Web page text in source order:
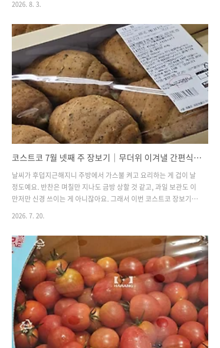
을 책임져줄 이번 주 장바구니 목록을 기록해 볼게요.1. 손질임연수
어 (1KG)가격: 14,490원할인: 3,000원 (할인가 11,490원)우리 집
단골 반찬 임연수어예요. 손질이 싹 되어 있어서 팩에서 꺼내서 에
어프라이어에 굽기만 하면 근사한 메인 반찬이 됩니다. 냄새도 덜
나고 살이 담백해서 간장 살짝 찍어주면 아이들이 밥 한 그릇을 뚝
딱 비워내요. 3천 원 세일하길래 반가운 ..
2026. 8. 3.
코스트코 7월 넷째 주 장보기｜무더위 이겨낼 간편식과 알뜰한 생필품 준비
날씨가 후덥지근해지니 주방에서 가스불 켜고 요리하는 게 겁이 날
정도예요. 반찬은 며칠만 지나도 금방 상할 것 같고, 과일 보관도 이
만저만 신경 쓰이는 게 아니잖아요. 그래서 이번 코스트코 장보기는
위주로 카트를 채워봤어요.더운 날 반찬 걱정 덜어주는 꽃게장 입맛
떨어지기 쉬운 계절엔 매콤달콤한 게장 하나 있으면 열 반찬이 부럽
지 않죠. 양념꽃게장 1kg이 마침 5,100원이나 가격을 내려서
20,390원에 데려왔어요. 덜어서 먹고 남은 건 상하기 전에 서둘러
냉장고 안쪽에 깊숙이 넣어두었답니다.냄비 앞에서 땀 흘리기 싫을
때 꺼내는 비장의 무기 더운 날 푹푹 고아내는 국 끓이는 게 제일 고
역이라 궁 한우도가니탕(16,790원)도 담았어요...
2026. 7. 20.